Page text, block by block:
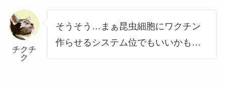
チクチ
ク
そうそう…まぁ昆虫細胞にワクチン
作らせるシステム位でもいいかも…